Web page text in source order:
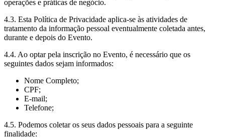
operações e práticas de negócio.
4.3. Esta Política de Privacidade aplica-se às atividades de
tratamento da informação pessoal eventualmente coletada antes,
durante e depois do Evento.
4.4. Ao optar pela inscrição no Evento, é necessário que os
seguintes dados sejam informados:
Nome Completo;
CPF;
E-mail;
Telefone;
4.5. Podemos coletar os seus dados pessoais para a seguinte
finalidade: